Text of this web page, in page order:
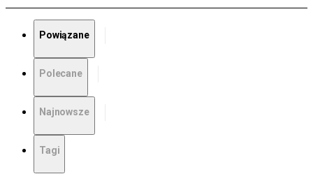
Powiązane
Polecane
Najnowsze
Tagi